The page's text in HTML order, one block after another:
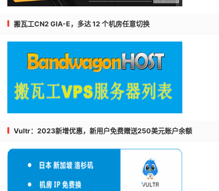
搬瓦工CN2 GIA-E，多达 12 个机房任意切换
Vultr：2023新增优惠，新用户免费赠送250美元账户余额